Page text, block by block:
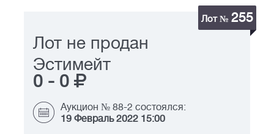
Лот № 255
Лот не продан
Эстимейт
0 - 0
Аукцион № 88-2 состоялся:
19 Февраль 2022 15:00